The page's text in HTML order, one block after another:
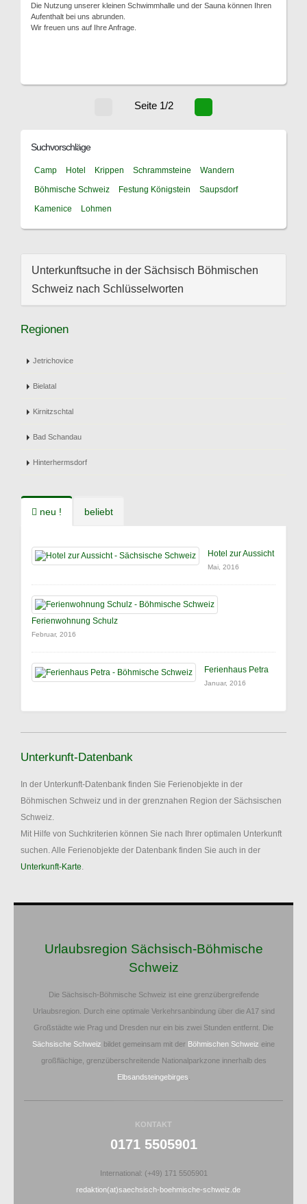
Die Nutzung unserer kleinen Schwimmhalle und der Sauna können Ihren
Aufenthalt bei uns abrunden.
Wir freuen uns auf Ihre Anfrage.
Seite 1/2
Suchvorschläge
Camp Hotel Krippen Schrammsteine
Wandern
Böhmische Schweiz
Festung Königstein
Saupsdorf
Kamenice
Lohmen
Unterkunftsuche in der Sächsisch Böhmischen
Schweiz nach Schlüsselworten
Regionen
Jetrichovice
Bielatal
Kirnitzschtal
Bad Schandau
Hinterhermsdorf
neu ! beliebt
Hotel zur Aussicht
Mai, 2016
Ferienwohnung Schulz
Februar, 2016
Ferienhaus Petra
Januar, 2016
Unterkunft-Datenbank
In der Unterkunft-Datenbank finden Sie Ferienobjekte in der
Böhmischen Schweiz und in der grenznahen Region der Sächsischen
Schweiz.
Mit Hilfe von Suchkriterien können Sie nach Ihrer optimalen Unterkunft
suchen. Alle Ferienobjekte der Datenbank finden Sie auch in der
Unterkunft-Karte.
Urlaubsregion Sächsisch-Böhmische
Schweiz
Die Sächsisch-Böhmische Schweiz ist eine grenzübergreifende
Urlaubsregion. Durch eine optimale Verkehrsanbindung über die A17 sind
Großstädte wie Prag und Dresden nur ein bis zwei Stunden entfernt. Die
Sächsische Schweiz bildet gemeinsam mit der Böhmischen Schweiz eine
großflächige, grenzüberschreitende Nationalparkzone innerhalb des
Elbsandsteingebirges
KONTAKT
0171 5505901
International: (+49) 171 5505901
redaktion(at)saechsisch-boehmische-schweiz.de